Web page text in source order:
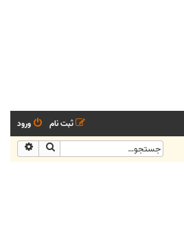
ورود
ثبت نام
جستجو